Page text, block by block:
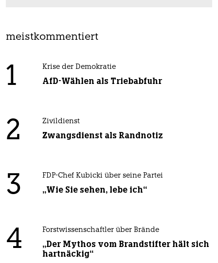
meistkommentiert
1 Krise der Demokratie
AfD-Wählen als Triebabfuhr
2 Zivildienst
Zwangsdienst als Randnotiz
3 FDP-Chef Kubicki über seine Partei
„Wie Sie sehen, lebe ich“
4 Forstwissenschaftler über Brände
„Der Mythos vom Brandstifter hält sich
hartnäckig“